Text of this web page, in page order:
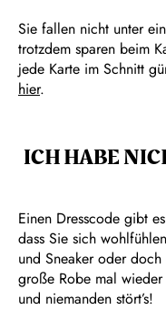
Sie fallen nicht unter
trotzdem sparen beim
jede Karte im Schnitt
hier.
ICH HABE
Einen Dresscode gibt
dass Sie sich
und Sneaker oder
große Robe mal
und niemanden stört’s!